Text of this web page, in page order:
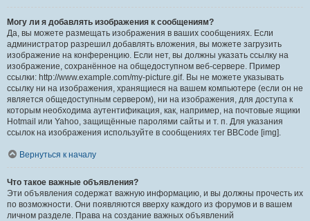
Могу ли я добавлять изображения к сообщениям?
Да, вы можете размещать изображения в ваших сообщениях. Если
администратор разрешил добавлять вложения, вы можете загрузить
изображение на конференцию. Если нет, вы должны указать ссылку на
изображение, сохранённое на общедоступном веб-сервере. Пример
ссылки: http://www.example.com/my-picture.gif. Вы не можете указывать
ссылку ни на изображения, хранящиеся на вашем компьютере (если он не
является общедоступным сервером), ни на изображения, для доступа к
которым необходима аутентификация, как, например, на почтовые ящики
Hotmail или Yahoo, защищённые паролями сайты и т. п. Для указания
ссылок на изображения используйте в сообщениях тег BBCode [img].
Вернуться к началу
Что такое важные объявления?
Эти объявления содержат важную информацию, и вы должны прочесть их
по возможности. Они появляются вверху каждого из форумов и в вашем
личном разделе. Права на создание важных объявлений